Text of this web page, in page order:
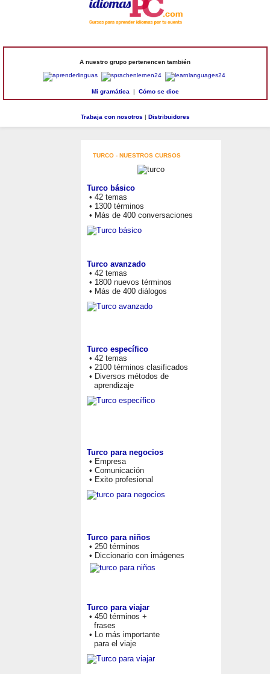
A nuestro grupo pertenencen también
Mi gramática| Cómo se dice
Trabaja con nosotros Distribuidores
TURCO - NUESTROS CURSOS
Turco básico
• 42 temas
• 1300 términos
• Más de 400 conversaciones
Turco avanzado
• 42 temas
• 1800 nuevos términos
• Más de 400 diálogos
Turco específico
• 42 temas
• 2100 términos clasificados
• Diversos métodos de
aprendizaje
Turco para negocios
• Empresa
• Comunicación
• Exito profesional
Turco para niños
• 250 términos
• Diccionario con imágenes
Turco para viajar
• 450 términos +
frases
• Lo más importante
para el viaje